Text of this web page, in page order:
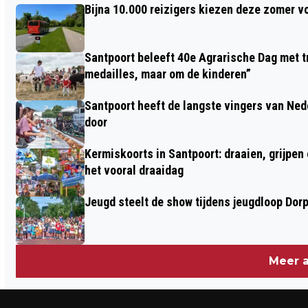
DOWN
Bijna 10.000 reizigers kiezen deze zomer
Santpoort beleeft 40e Agrarische Dag met
medailles, maar om de kinderen”
Santpoort heeft de langste vingers van
door
Kermiskoorts in Santpoort: draaien, grijpen
het vooral draaidag
Jeugd steelt de show tijdens jeugdloop
Meer